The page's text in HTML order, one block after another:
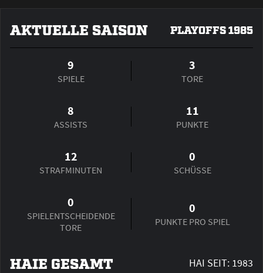
AKTUELLE SAISON PLAYOFFS 1985
9
SPIELE
3
TORE
8
ASSISTS
11
PUNKTE
12
STRAFMINUTEN
0
SCHÜSSE
0
SPIEL­ENTSCHEIDENDE
TORE
0
PUNKTE PRO SPIEL
HAIE GESAMT HAI SEIT: 1983